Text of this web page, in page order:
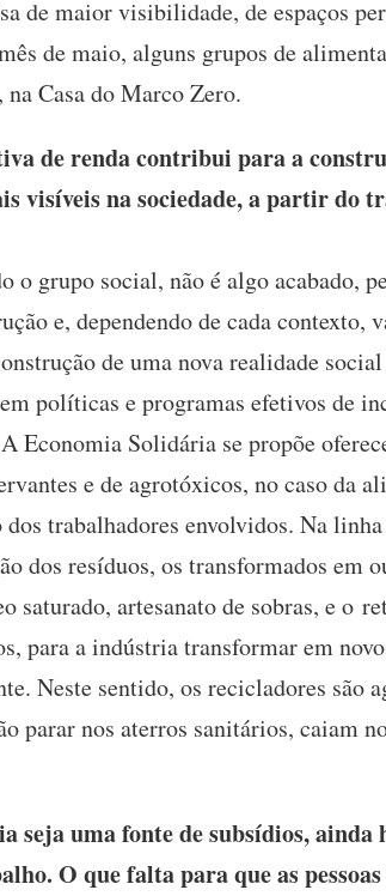
de maior visibilidade, de espaços
de maio, alguns grupos de
na Casa do Marco Zero.
de renda contribui para a
visíveis na sociedade, a partir do
grupo social, não é algo acabado,
e, dependendo de cada contexto,
de uma nova realidade
políticas e programas efetivos de
Economia Solidária se propõe
e de agrotóxicos, no caso da
trabalhadores envolvidos. Na
dos resíduos, os transformados em
saturado, artesanato de sobras, e o
para a indústria transformar em
Neste sentido, os recicladores são
parar nos aterros sanitários, caiam
uma fonte de subsídios, ainda
O que falta para que as